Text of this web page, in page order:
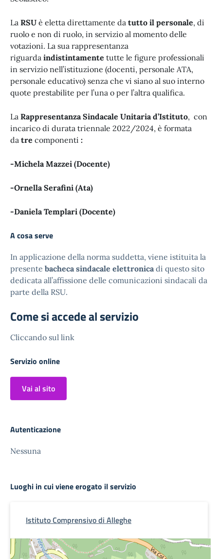
La RSU è eletta direttamente da tutto il personale, di
ruolo e non di ruolo, in servizio al momento delle
votazioni. La sua rappresentanza
riguarda indistintamente tutte le figure professionali
in servizio nell’istituzione (docenti, personale ATA,
personale educativo) senza che vi siano al suo interno
quote prestabilite per l’una o per l’altra qualifica.
La Rappresentanza Sindacale Unitaria d’Istituto, con
incarico di durata triennale 2022/2024, è formata
da tre componenti :
-Michela Mazzei (Docente)
-Ornella Serafini (Ata)
-Daniela Templari (Docente)
A cosa serve
In applicazione della norma suddetta, viene istituita la
presente bacheca sindacale elettronicadi questo sito
dedicata all’affissione delle comunicazioni sindacali da
parte della RSU.
Come si accede al servizio
Cliccando sul link
Servizio online
Vai al sito
Autenticazione
Nessuna
Luoghi in cui viene erogato il servizio
Istituto Comprensivo di Alleghe